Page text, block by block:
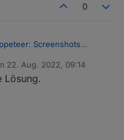
0
Screenshots
werden wie von
und wieder
22. Aug. 2022, 09:14
von
Lösung.